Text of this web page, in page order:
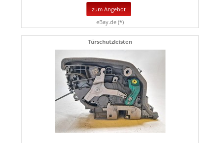
zum Angebot
eBay.de (*)
Türschutzleisten